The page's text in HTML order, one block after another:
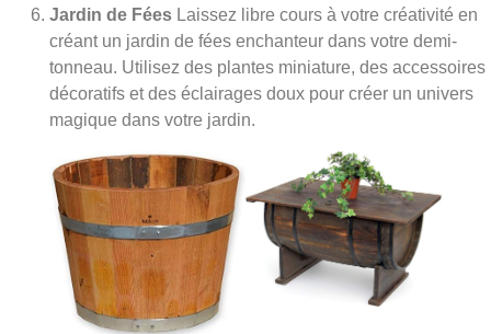
Jardin de Fées Laissez libre cours à votre créativité en
créant un jardin de fées enchanteur dans votre demi-
tonneau. Utilisez des plantes miniature, des accessoires
décoratifs et des éclairages doux pour créer un univers
magique dans votre jardin.